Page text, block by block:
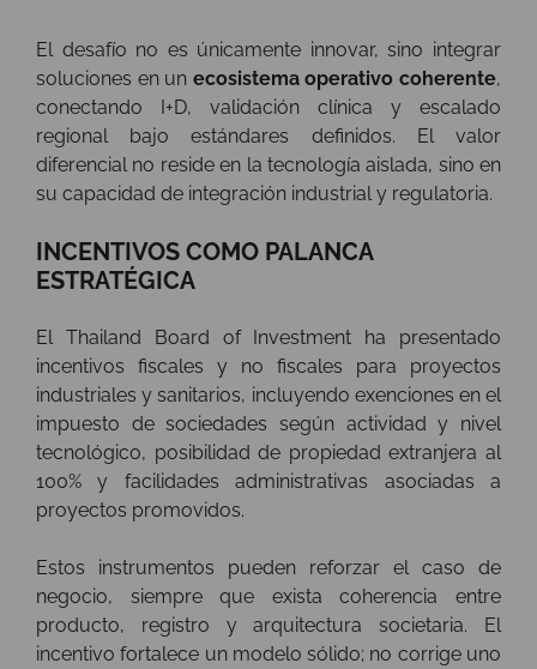
El desafío no es únicamente innovar, sino integrar
soluciones en un ecosistema operativo coherente,
conectando I+D, validación clínica y escalado
regional bajo estándares definidos. El valor
diferencial no reside en la tecnología aislada, sino en
su capacidad de integración industrial y regulatoria.
INCENTIVOS COMO PALANCA
ESTRATÉGICA
El Thailand Board of Investment ha presentado
incentivos fiscales y no fiscales para proyectos
industriales y sanitarios, incluyendo exenciones en el
impuesto de sociedades según actividad y nivel
tecnológico, posibilidad de propiedad extranjera al
100% y facilidades administrativas asociadas a
proyectos promovidos.
Estos instrumentos pueden reforzar el caso de
negocio, siempre que exista coherencia entre
producto, registro y arquitectura societaria. El
incentivo fortalece un modelo sólido; no corrige uno